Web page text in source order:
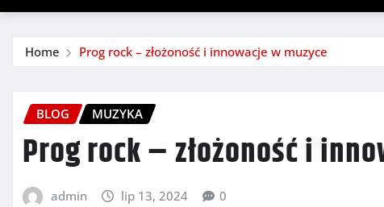
Home Prog rock – złożoność i innowacje w muzyce
BLOG MUZYKA
Prog rock – złożoność i
admin lip 13, 2024 0